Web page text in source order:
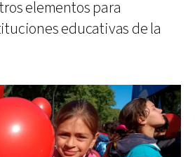
elementos para
educativas de la